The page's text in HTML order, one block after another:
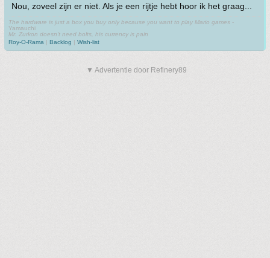
Nou, zoveel zijn er niet. Als je een rijtje hebt hoor ik het graag...
The hardware is just a box you buy only because you want to play Mario games -
Yamauchi
Mr. Zurkon doesn't need bolts, his currency is pain
Roy-O-Rama | Backlog | Wish-list
▼ Advertentie door Refinery89